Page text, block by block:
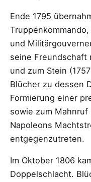
Ende 1795
und
seine Freundschaft
und zum Stein
Blücher zu dessen
Formierung einer
sowie zum
Napoleons
entgegenzutreten.
Im Oktober 1806
Doppelschlacht.